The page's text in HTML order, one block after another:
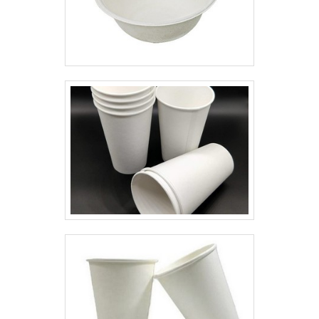
adesivas e cintas, oferecendo
maior rendimento com menor
flexibilidade na produção e
aplicação, atendendo desde
pequenas empresas até grandes
operações industriais que
buscam eficiência e
sustentabilidade. Com alta
durabilidade e performance
comprovada, o filme stretch é a
escolha ideal para garantir que
suas mercadorias cheguem ao
destino final intactas, reduzindo
custos com avarias e
retrabalhos. Seja para
material. Ideal para aplicações
em indústrias dos setores têxtil,
alimentício e logístico, ela é
utilizada como forro, separador
de camadas, proteção de peças,
revestimento de superfícies,
embalagens técnicas e muito
mais. Pode ser personalizada em
espessuras, larguras e formatos
sob medida, oferecendo
excelente desempenho
resistência à tração e à
perfuração. É compatível com
processos manuais ou
automáticos, sendo uma escolha
versátil, funcional e confiável